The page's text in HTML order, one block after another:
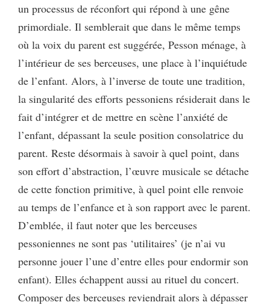
un processus de réconfort qui répond à une gêne
primordiale. Il semblerait que dans le même temps
où la voix du parent est suggérée, Pesson ménage, à
l’intérieur de ses berceuses, une place à l’inquiétude
de l’enfant. Alors, à l’inverse de toute une tradition,
la singularité des efforts pessoniens résiderait dans le
fait d’intégrer et de mettre en scène l’anxiété de
l’enfant, dépassant la seule position consolatrice du
parent. Reste désormais à savoir à quel point, dans
son effort d’abstraction, l’œuvre musicale se détache
de cette fonction primitive, à quel point elle renvoie
au temps de l’enfance et à son rapport avec le parent.
D’emblée, il faut noter que les berceuses
pessoniennes ne sont pas ‘utilitaires’ (je n’ai vu
personne jouer l’une d’entre elles pour endormir son
enfant). Elles échappent aussi au rituel du concert.
Composer des berceuses reviendrait alors à dépasser